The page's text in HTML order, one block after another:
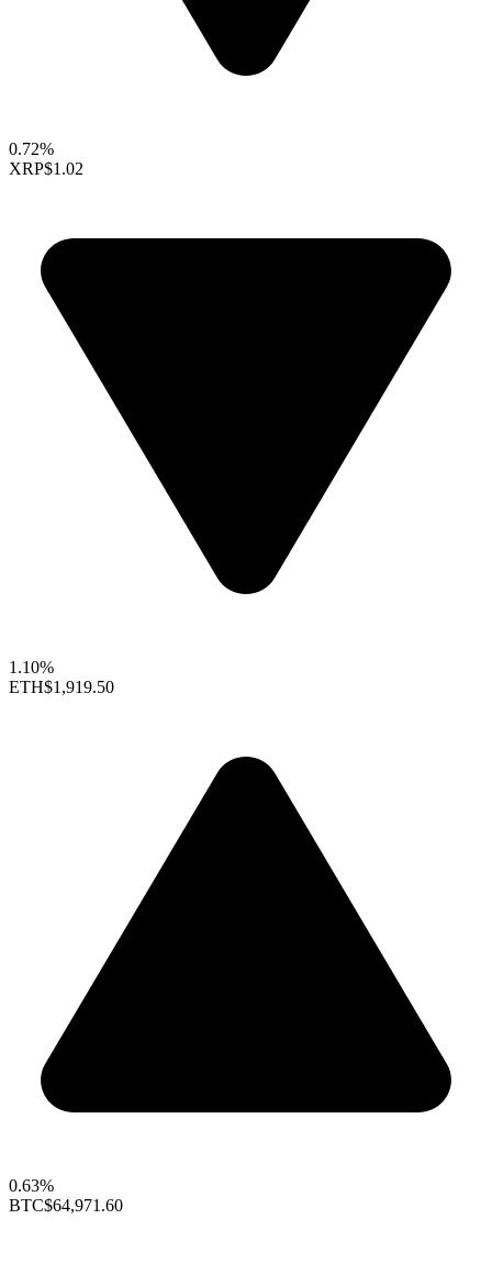
0.72%
XRP$1.02
1.10%
ETH$1,919.50
0.63%
BTC$64,971.60